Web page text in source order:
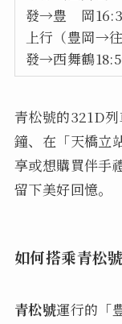
發→豊 岡
上行（豊岡→
發→西舞鶴
青松號的321D
鐘、在「天橋立
享或想購買伴手
留下美好回憶。
如何搭乘青松
青松號運行的「